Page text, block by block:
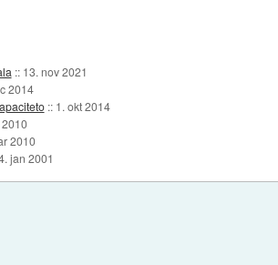
:: 13. nov 2021
2014
:: 1. okt 2014
2010
jan 2001